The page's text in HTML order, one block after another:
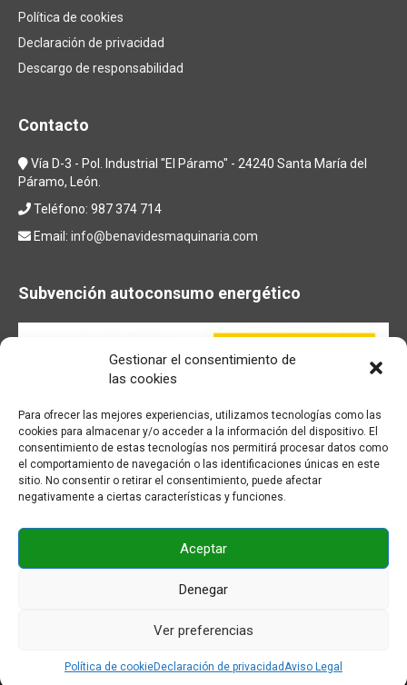
Gestionar el consentimiento de
las cookies
Para ofrecer las mejores experiencias, utilizamos tecnologías como las
cookies para almacenar y/o acceder a la información del dispositivo. El
consentimiento de estas tecnologías nos permitirá procesar datos como
el comportamiento de navegación o las identificaciones únicas en este
sitio. No consentir o retirar el consentimiento, puede afectar
negativamente a ciertas características y funciones.
Aceptar
Denegar
Ver preferencias
Política de cookieDeclaración de privacidadAviso Legal
Política de cookies
Declaración de privacidad
Descargo de responsabilidad
Contacto
Vía D-3 - Pol. Industrial "El Páramo" - 24240 Santa María del
Páramo, León.
Teléfono: 987 374 714
Email: info@benavidesmaquinaria.com
Subvención autoconsumo energético